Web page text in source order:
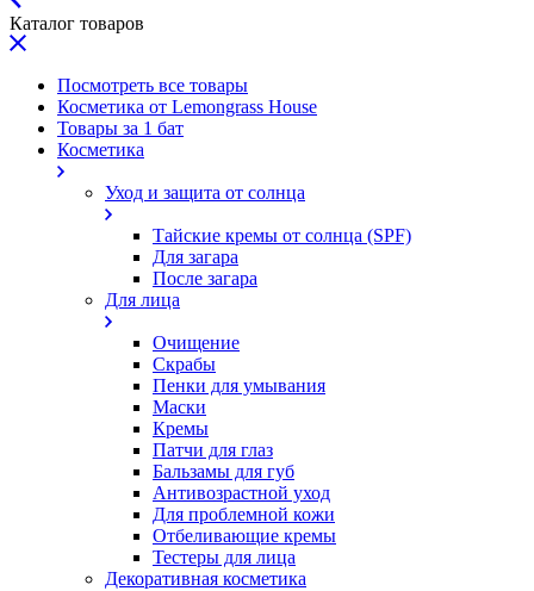
Каталог товаров
Посмотреть все товары
Косметика от Lemongrass House
Товары за 1 бат
Косметика
Уход и защита от солнца
Тайские кремы от солнца (SPF)
Для загара
После загара
Для лица
Очищение
Скрабы
Пенки для умывания
Маски
Кремы
Патчи для глаз
Бальзамы для губ
Антивозрастной уход
Для проблемной кожи
Oтбеливающие кремы
Тестеры для лица
Декоративная косметика